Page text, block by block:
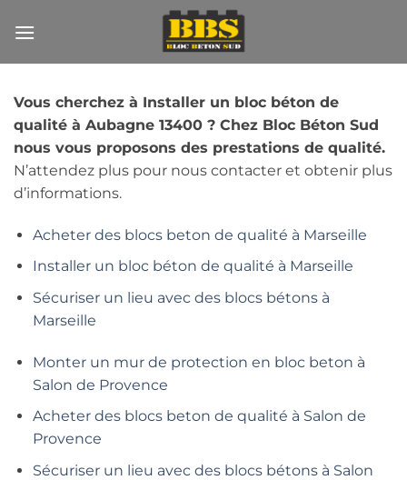
au
Vous cherchez à Installer un bloc béton de
qualité à Aubagne 13400 ? Chez Bloc Béton Sud
nous vous proposons des prestations de qualité.
N’attendez plus pour nous contacter et obtenir plus
d’informations.
Acheter des blocs beton de qualité à Marseille
Installer un bloc béton de qualité à Marseille
Sécuriser un lieu avec des blocs bétons à
Marseille
Monter un mur de protection en bloc beton à
Salon de Provence
Acheter des blocs beton de qualité à Salon de
Provence
Sécuriser un lieu avec des blocs bétons à Salon